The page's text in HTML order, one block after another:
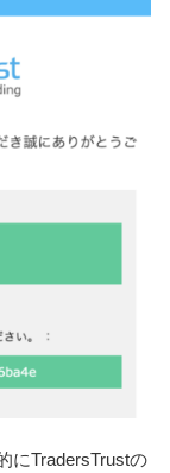
にTradersTrustの